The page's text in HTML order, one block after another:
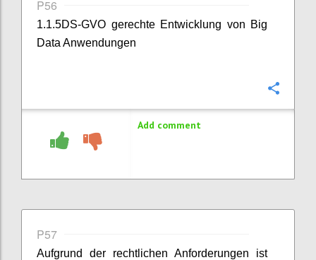
P56
1.1.5DS-GVO gerechte Entwicklung von Big
Data Anwendungen
Add comment
P57
Aufgrund der rechtlichen Anforderungen ist